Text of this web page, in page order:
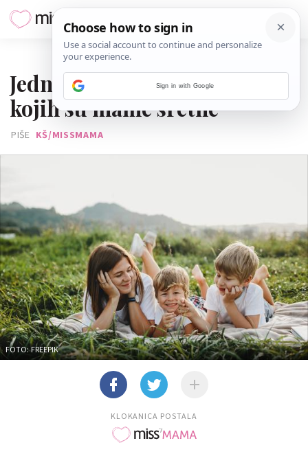
Jednostavne navike zbog
kojih su mame sretne
PIŠE KŠ/MISSMAMA
FOTO: FREEPIK
KLOKANICA POSTALA
Sign in with Google